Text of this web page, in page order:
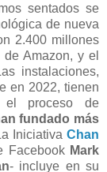
sentados se
de nueva
2.400 millones
de Amazon, y el
instalaciones,
en 2022, tienen
el proceso de
fundado más
IniciativaChan
Facebook Mark
- incluye en su